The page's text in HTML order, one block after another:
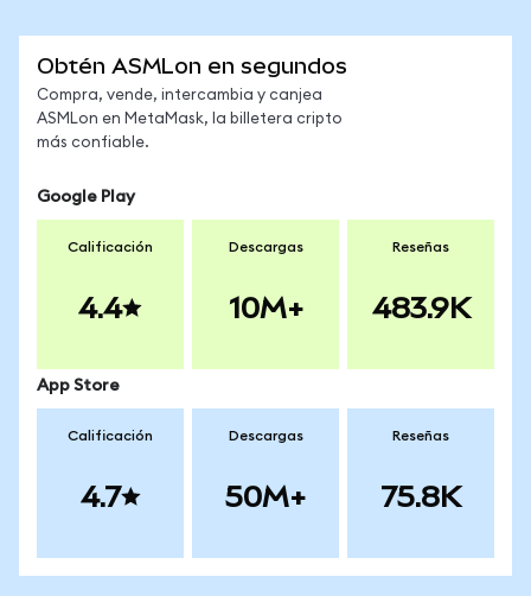
Obtén ASMLon en segundos
Compra, vende, intercambia y canjea
ASMLon en MetaMask, la billetera cripto
más confiable.
Google Play
Calificación
4.4
Descargas
10M+
Reseñas
483.9K
App Store
Calificación
4.7
Descargas
50M+
Reseñas
75.8K